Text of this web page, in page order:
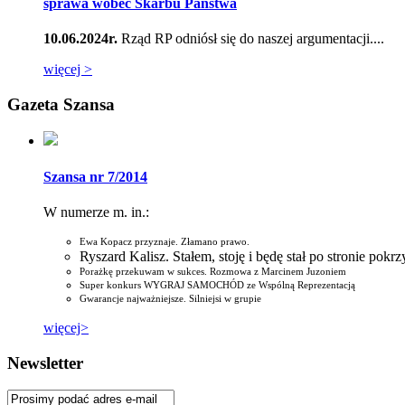
10.06.2024r. Rząd RP odniósł się do naszej argumentacji....
więcej >
Gazeta Szansa
Szansa nr 7/2014
W numerze m. in.:
Ewa Kopacz przyznaje. Złamano prawo.
Ryszard Kalisz. Stałem, stoję i będę stał po stronie
Porażkę przekuwam w sukces. Rozmowa z Marcinem Juzoniem
Super konkurs WYGRAJ SAMOCHÓD ze Wspólną Reprezentacją
Gwarancje najważniejsze. Silniejsi w grupie
więcej>
Newsletter